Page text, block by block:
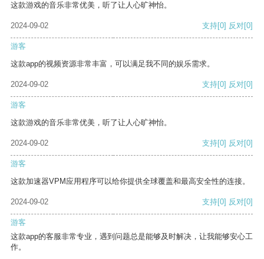
这款游戏的音乐非常优美，听了让人心旷神怡。
2024-09-02 支持[0] 反对[0]
游客
这款app的视频资源非常丰富，可以满足我不同的娱乐需求。
2024-09-02 支持[0] 反对[0]
游客
这款游戏的音乐非常优美，听了让人心旷神怡。
2024-09-02 支持[0] 反对[0]
游客
这款加速器VPM应用程序可以给你提供全球覆盖和最高安全性的连接。
2024-09-02 支持[0] 反对[0]
游客
这款app的客服非常专业，遇到问题总是能够及时解决，让我能够安心工
作。